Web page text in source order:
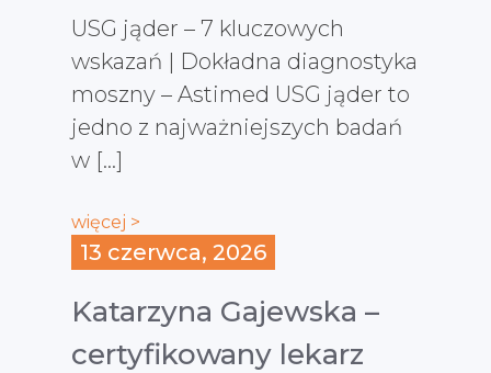
USG jąder – 7 kluczowych
wskazań | Dokładna diagnostyka
moszny – Astimed USG jąder to
jedno z najważniejszych badań
w […]
więcej >
13 czerwca, 2026
Katarzyna Gajewska –
certyfikowany lekarz